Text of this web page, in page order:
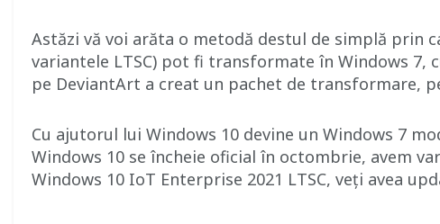
Astăzi vă voi arăta o metodă destul de simplă prin
variantele LTSC) pot fi transformate în Windows 7,
pe DeviantArt a creat un pachet de transformare,
Cu ajutorul lui Windows 10 devine un Windows 7
Windows 10 se încheie oficial în octombrie, avem
Windows 10 IoT Enterprise 2021 LTSC, veți avea